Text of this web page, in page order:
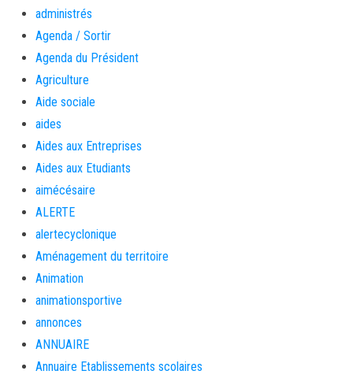
administrés
Agenda / Sortir
Agenda du Président
Agriculture
Aide sociale
aides
Aides aux Entreprises
Aides aux Etudiants
aimécésaire
ALERTE
alertecyclonique
Aménagement du territoire
Animation
animationsportive
annonces
ANNUAIRE
Annuaire Etablissements scolaires